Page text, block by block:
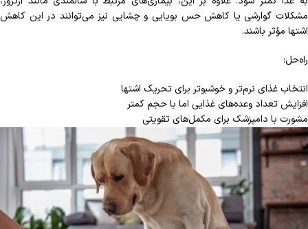
مشکلات گوارشی یا کاهش حس بویایی و چشایی نیز می‌توانند در این کاهش
اشتها مؤثر باشند.
راه‌حل:
انتخاب غذای نرم‌تر و خوشبوتر برای تحریک اشتها
افزایش تعداد وعده‌های غذایی اما با حجم کمتر
مشورت با دامپزشک برای مکمل‌های تقویتی